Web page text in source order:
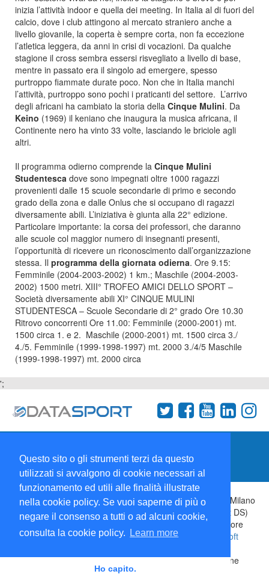
Questo sito o gli strumenti terzi da questo
utilizzati si avvalgono di cookie necessari al
funzionamento ed utili alle finalità illustrate
nella cookie policy. Se vuoi saperne di più o
negare il consenso a tutti o ad alcuni cookie,
consulta la cookie policy.
Learn more
Ho capito.
inizia l’attività indoor e quella dei meeting. In Italia al di fuori del
calcio, dove i club attingono al mercato straniero anche a
livello giovanile, la coperta è sempre corta, non fa eccezione
l’atletica leggera, da anni in crisi di vocazioni. Da qualche
stagione il cross sembra essersi risvegliato a livello di base,
mentre in passato era il singolo ad emergere, spesso
purtroppo fiammate durate poco. Non che in Italia manchi
l’attività, purtroppo sono pochi i praticanti del settore. L’arrivo
degli africani ha cambiato la storia della Cinque Mulini. Da
Keino (1969) il keniano che inaugura la musica africana, il
Continente nero ha vinto 33 volte, lasciando le briciole agli
altri.
Il programma odierno comprende la Cinque Mulini
Studentesca dove sono impegnati oltre 1000 ragazzi
provenienti dalle 15 scuole secondarie di primo e secondo
grado della zona e dalle Onlus che si occupano di ragazzi
diversamente abili. L’iniziativa è giunta alla 22° edizione.
Particolare importante: la corsa dei professori, che daranno
alle scuole col maggior numero di insegnanti presenti,
l’opportunità di ricevere un riconoscimento dall’organizzazione
stessa. Il programma della giornata odierna. Ore 9.15:
Femminile (2004-2003-2002) 1 km.; Maschile (2004-2003-
2002) 1500 metri. XIII° TROFEO AMICI DELLO SPORT –
Società diversamente abili XI° CINQUE MULINI
STUDENTESCA – Scuole Secondarie di 2° grado Ore 10.30
Ritrovo concorrenti Ore 11.00: Femminile (2000-2001) mt.
1500 circa 1. e 2. Maschile (2000-2001) mt. 1500 circa 3./
4./5. Femminile (1999-1998-1997) mt. 2000 3./4/5 Maschile
(1999-1998-1997) mt. 2000 circa
';
Collabora con noi
Copyright 1995-2026 © Wise Srl Via Palmanova 8 20132 Milano
Italia - P. IVA 09072090963 | ISSN: 2499-2925 (DataSport DS)
Informazioni e richieste di pubblicità:
| Direttore
Responsabile:Sergio Angelo Chiesa| Developed By:
P-Soft
iscrizione n.173 del 30/03/1985 - www.datasport.it iscrizione